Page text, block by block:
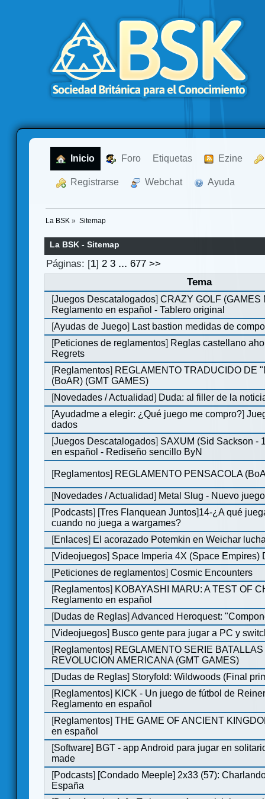
Inicio Foro Etiquetas Ezine
Registrarse Webchat Ayuda
La BSK » Sitemap
La BSK - Sitemap
Páginas: [1]2 3 ...677 >>
Tema
[Juegos Descatalogados]CRAZY GOLF (GAMES
Reglamento en español - Tablero original
[Ayudas de Juego] Last bastion medidas de
[Peticiones de reglamentos] Reglas castellano
Regrets
[Reglamentos] REGLAMENTO TRADUCIDO DE
(BoAR) (GMT GAMES)
[Novedades / Actualidad] Duda: al filler de la
[Ayudadme a elegir: ¿Qué juego me compro?]
dados
[Juegos Descatalogados] SAXUM (Sid Sackson -
en español - Rediseño sencillo ByN
[Reglamentos] REGLAMENTO PENSACOLA
[Novedades / Actualidad] Metal Slug - Nuevo
[Podcasts] [Tres Flanquean Juntos]14-¿A qué
cuando no juega a wargames?
[Enlaces] El acorazado Potemkin en Weichar
[Videojuegos] Space Imperia 4X (Space Empires)
[Peticiones de reglamentos]Cosmic Encounters
[Reglamentos] KOBAYASHI MARU: A TEST OF
Reglamento en español
[Dudas de Reglas]Advanced Heroquest:
[Videojuegos] Busco gente para jugar a PC y
[Reglamentos] REGLAMENTO SERIE
REVOLUCION AMERICANA (GMT GAMES)
[Dudas de Reglas] Storyfold: Wildwoods (Final
[Reglamentos] KICK - Un juego de fútbol de
Reglamento en español
[Reglamentos]THE GAME OF ANCIENT
en español
[Software] BGT - app Android para jugar en
made
[Podcasts] [Condado Meeple] 2x33 (57):
España